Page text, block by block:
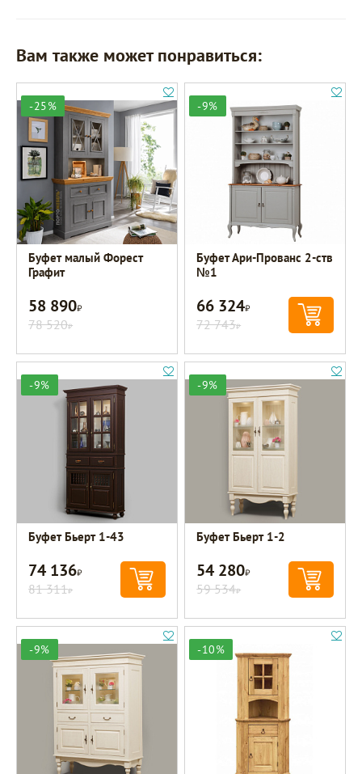
Вам также может понравиться:
-25%
Буфет малый Форест
Графит
58 890Р
78 520Р
-9%
Буфет Ари-Прованс 2-ств
№1
66 324Р
72 743Р
-9%
Буфет Бьерт 1-43
74 136Р
81 311Р
-9%
Буфет Бьерт 1-2
54 280Р
59 534Р
-9% -10%